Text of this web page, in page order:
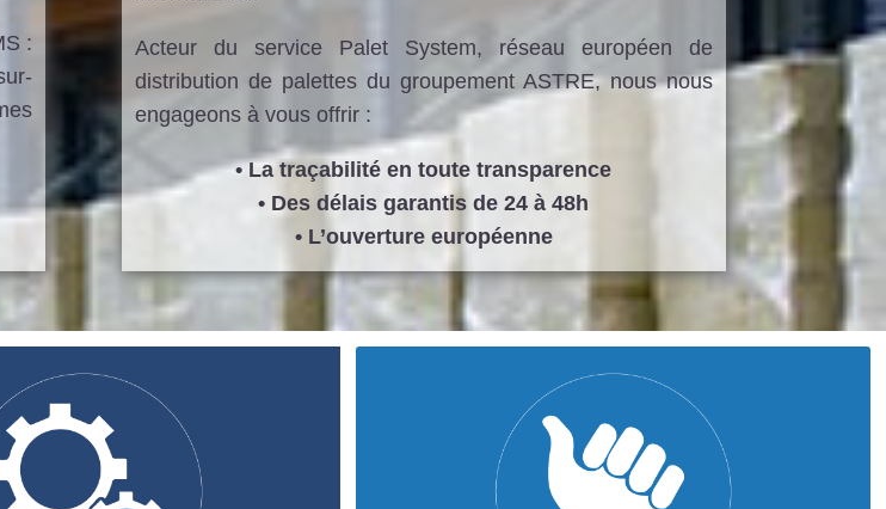
:
Acteur du service Palet System, réseau européen de
distribution de palettes du groupement ASTRE, nous nous
engageons à vous offrir :
• La traçabilité en toute transparence
• Des délais garantis de 24 à 48h
• L’ouverture européenne